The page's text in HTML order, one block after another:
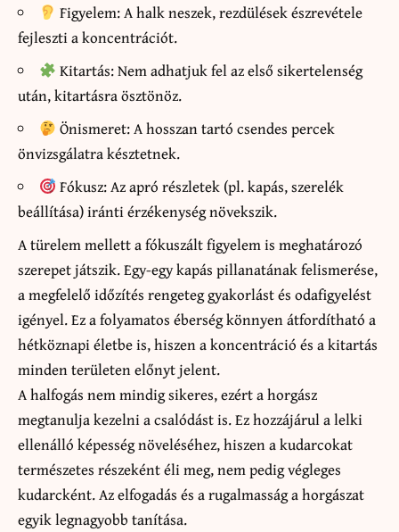
Figyelem: A halk neszek, rezdülések észrevétele
fejleszti a koncentrációt.
Kitartás: Nem adhatjuk fel az első sikertelenség
után, kitartásra ösztönöz.
Önismeret: A hosszan tartó csendes percek
önvizsgálatra késztetnek.
Fókusz: Az apró részletek (pl. kapás, szerelék
beállítása) iránti érzékenység növekszik.
A türelem mellett a fókuszált figyelem is meghatározó
szerepet játszik. Egy-egy kapás pillanatának felismerése,
a megfelelő időzítés rengeteg gyakorlást és odafigyelést
igényel. Ez a folyamatos éberség könnyen átfordítható a
hétköznapi életbe is, hiszen a koncentráció és a kitartás
minden területen előnyt jelent.
A halfogás nem mindig sikeres, ezért a horgász
megtanulja kezelni a csalódást is. Ez hozzájárul a lelki
ellenálló képesség növeléséhez, hiszen a kudarcokat
természetes részeként éli meg, nem pedig végleges
kudarcként. Az elfogadás és a rugalmasság a horgászat
egyik legnagyobb tanítása.